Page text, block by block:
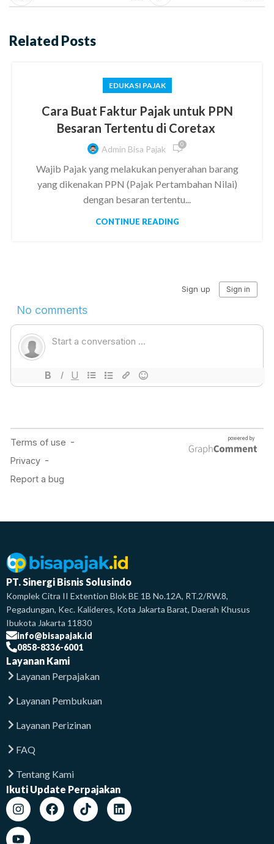
Related Posts
EDUKASI PAJAK
Cara Buat Faktur Pajak untuk PPN
Besaran Tertentu di Coretax
Admin Bisa Pajak 0
Wajib Pajak yang melakukan penyerahan barang
yang dikenakan PPN (Pajak Pertambahan Nilai)
dengan besaran tertentu...
CONTINUE READING
PT. Sinergi Bisnis Solusindo
Komplek Citra II Extention Blok BE 1B No.12A, RT.2/RW.8,
Pegadungan, Kec. Kalideres, Kota Jakarta Barat, Daerah Khusus
Ibukota Jakarta 11830
info@bisapajak.id
0858-8336-6001
Layanan Kami
Layanan Perpajakan
Layanan Pembukuan
Layanan Perizinan
FAQ
Tentang Kami
Ikuti Update Perpajakan